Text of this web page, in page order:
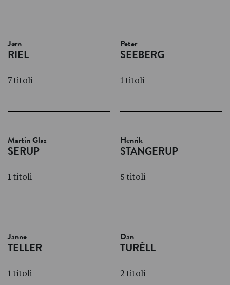
Jørn
RIEL
7 titoli
Peter
SEEBERG
1 titoli
Martin Glaz
SERUP
1 titoli
Henrik
STANGERUP
5 titoli
Janne
TELLER
1 titoli
Dan
TURÈLL
2 titoli